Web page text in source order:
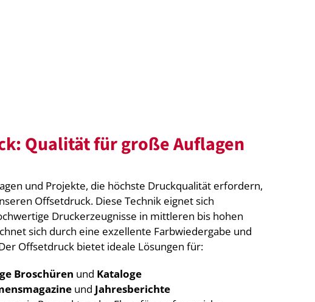
Qualität für große Auflagen
und Projekte, die höchste Druckqualität erfordern,
Offsetdruck. Diese Technik eignet sich
Druckerzeugnisse in mittleren bis hohen
sich durch eine exzellente Farbwiedergabe und
Offsetdruck bietet ideale Lösungen für:
Broschüren und Kataloge
und Jahresberichte